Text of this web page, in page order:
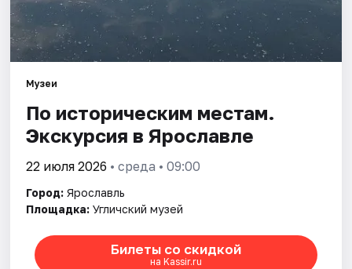
Музеи
По историческим местам.
Экскурсия в Ярославле
22 июля 2026 • среда • 09:00
Город: Ярославль
Площадка: Угличский музей
Билеты со скидкой
на Kassir.ru